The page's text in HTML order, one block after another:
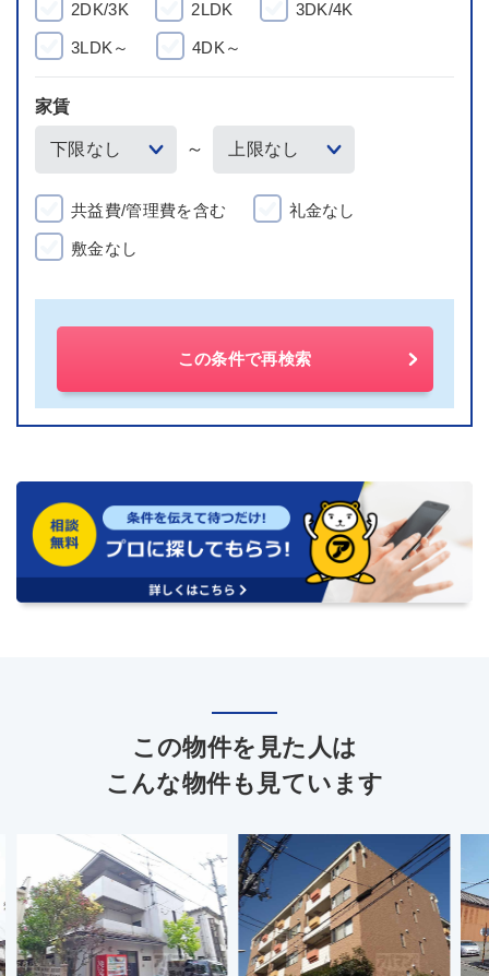
2DK/3K 2LDK 3DK/4K
3LDK～ 4DK～
家賃
～
共益費/管理費を含む 礼金なし
敷金なし
この条件で再検索
この物件を見た人は
こんな物件も見ています